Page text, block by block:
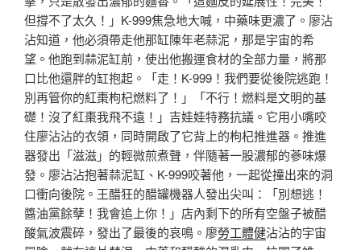
但撐不了太久！」K-999焦急地大喊，中藥味更濃了。廖沾
沾知道，他必須帶走他那缸陳年老蒜泥，那是宇宙的希
望。他跑到蒜泥缸前，使出他搬運食材的全部力量，將那
口比他還胖的缸抱起。「走！K-999！我們要從後院逃跑！
別再管你的紅棗枸杞燃料了！」「不行！燃料是文明的基
礎！沒了紅棗我飛不遠！」吉娃娃特務抗議。它用小嘴咬
住廖沾沾的衣領，同時開啟了它背上的枸杞推進器。推進
器發出「滋滋」的輕微煎煮聲，伴隨著一股濃郁的蔘味爆
發。廖沾沾抱著蒜泥缸、K-999咬著他，一起從撞出來的洞
口衝向後院。王醋狂的醋罐機器人發出尖叫：「別想逃！
醬油黨餘孽！我會追上你！」店內剩下的所有空盤子被醋
酸氣波震碎，發出了最後的哀鳴。廖勞工體健沾沾的宇宙